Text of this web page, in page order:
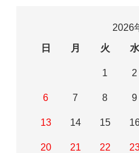
2026
日
月 火 水
1 2
6 7 8 9
13 14 15
20 21 22